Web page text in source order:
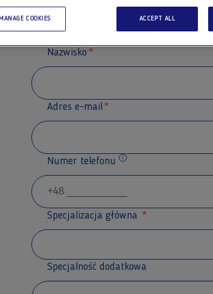
Nazwisko
Adres e-mail
Numer telefonu
Specjalizacja główna
Specjalność dodatkowa
ACCEPT ALL
MANAGE COOKIES